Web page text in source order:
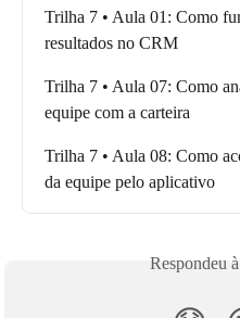
Trilha 7 • Aula 01: Como
resultados no CRM
Trilha 7 • Aula 07: Como
equipe com a carteira
Trilha 7 • Aula 08: Como
da equipe pelo aplicativo
Respondeu